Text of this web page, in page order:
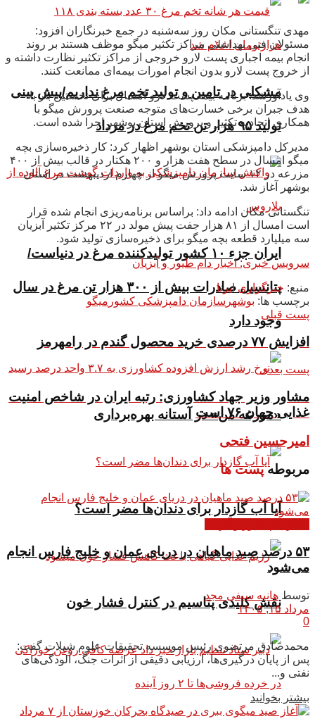
مشکلی در تامین و تولید تخم مرغ نداریم/پیش بینی
تولید ۹۵ هزار تن تخم مرغ در مرداد
ایران جزء ۱۰ کشور تولیدکننده مرغ در دنیاست/
پتانسیل صادرات بیش از ۳۰۰ هزار تن مرغ در سال
وجود دارد
«مزرعه من» در آستانه بهره‌برداری
آیا آب گازدار برای دندان‌ها مضر است؟
نقش کلیدی پتاسیم در کنترل فشار خون
مهدی تنگستانی مکان روز سه‌شنبه در جمع خبرنگاران افزود:
مسئولان فنی بهداشتی مراکز تکثیر میگو موظف هستند بر روند
انجام بیمه اجباری پست لارو خروجی از مراکز تکثیر نظارت داشته و
از خروج پست لارو بدون انجام امورات بیمه‌ای ممانعت کنند.
وی یادآورشد: برنامه بیمه پست لارو امسال برای نخستین بار با
هدف جبران برخی خسارت‌های متوجه صنعت پرورش میگو با
همکاری اتحادیه تکثیر و پرورش استان بوشهر اجرا شده است.
مدیرکل دامپزشکی استان بوشهر اظهار کرد: کار ذخیره‌سازی بچه
میگو امسال در سطح هفت هزار و ۲۰۰ هکتار در قالب بیش از ۴۰۰
مزرعه در ۱۲ سایت پرورش میگو از چهارم اردیبهشت در استان
بوشهر آغاز شد.
تنگستانی مکان ادامه داد: براساس برنامه‌ریزی انجام شده قرار
است امسال از ۸۱ هزار جفت پیش مولد در ۲۲ مرکز تکثیر آبزیان
سه میلیارد قطعه بچه میگو برای ذخیره‌سازی تولید شود.
سرویس خبری: اخبار دام طیور و آبزیان
منبع: خبرگزاری ایرنا
برچسب ها: بوشهر سازمان دامپزشکی کشور میگو
پست قبلی
افزایش ۷۷ درصدی خرید محصول گندم در رامهرمز
پست بعدی
مشاور وزیر جهاد کشاورزی: رتبه ایران در شاخص امنیت
غذایی جهان ۷۶ است
امیرحسین فتحی
مربوطهپست ها
۵۳ درصد صید ماهیان در دریای عمان و خلیج فارس انجام
می‌شود
توسط هانیه سیفی مجد
مرداد ۱۵, ۱۴۰۵
0
محمدصادق مرتضوی رئیس موسسه تحقیقات علوم شیلات گفت:
پس از پایان درگیری‌ها، ارزیابی دقیقی از اثرات جنگ، آلودگی‌های
نفتی و...
بیشتر بخوانید